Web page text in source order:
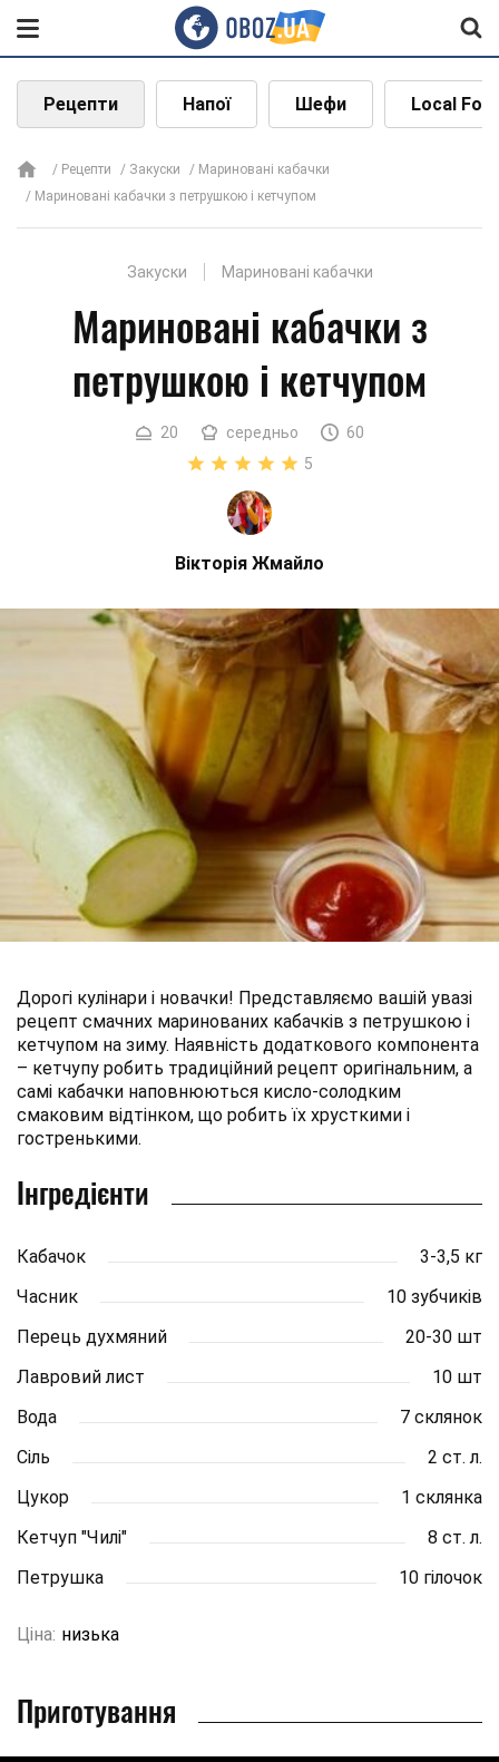
Рецепти Напої Шефи Local
Рецепти Закуски
Мариновані кабачки
Мариновані кабачки з петрушкою і кетчупом
Закуски Мариновані кабачки
Мариновані кабачки з
петрушкою і кетчупом
20 середньо
60
5
Вікторія Жмайло
Дорогі кулінари і новачки! Представляємо вашій увазі
рецепт смачних маринованих кабачків з петрушкою і
кетчупом на зиму. Наявність додаткового компонента
– кетчупу робить традиційний рецепт оригінальним, а
самі кабачки наповнюються кисло-солодким
смаковим відтінком, що робить їх хрусткими і
гостренькими.
Інгредієнти
Кабачок
3-3,5 кг
Часник
10 зубчиків
Перець духмяний
20-30 шт
Лавровий лист
10 шт
Вода
7 склянок
Сіль
2 ст. л.
Цукор
1 склянка
Кетчуп "Чилі"
8 ст. л.
Петрушка
10 гілочок
Ціна: низька
Приготування